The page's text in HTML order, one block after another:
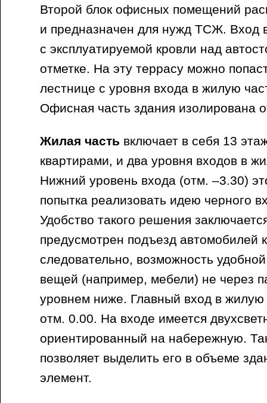
Второй блок офисных помещений
и предназначен для нужд ТСЖ. Вход
с эксплуатируемой кровли над
отметке. На эту террасу можно
лестнице с уровня входа в жилую
Офисная часть здания изолирована
Жилая часть включает в себя 13
квартирами, и два уровня входов в
Нижний уровень входа (отм. –3.30)
попытка реализовать идею черного
Удобство такого решения
предусмотрен подъезд автомобилей
следовательно, возможность удобной
вещей (например, мебели) не через
уровнем ниже. Главный вход в жилую
отм. 0.00. На входе имеется
ориентированный на набережную.
позволяет выделить его в объеме
элемент.